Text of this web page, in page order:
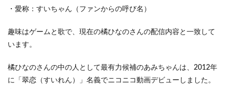
の正
3.1
方や
声
・愛称：すいちゃん（ファンからの呼び名）
趣味はゲームと歌で、現在の橘ひなのさんの配信内容と一致して
います。
橘ひなのさんの中の人として最有力候補のあみちゃんは、2012年
に「翠恋（すいれん）」名義でニコニコ動画デビューしました。